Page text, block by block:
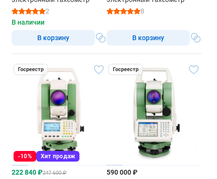
2
В наличии
В корзину
8
В корзину
Госреестр
-10% Хит продаж
222 840 ₽247 600 ₽
Госреестр
590 000 ₽